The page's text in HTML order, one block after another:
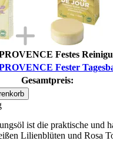
Festes
Fester
Gesamtpreis:
ist die praktische und
Lilienblüten und Rosa